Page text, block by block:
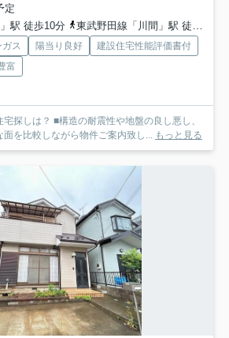
定
駅 徒歩10分
東武野田線「川間」駅 徒歩46分
ス 陽当り良好
建設住宅性能評価書付
富
や地盤の良し悪し、
を比較しながら物件ご案内致し...
もっと見る